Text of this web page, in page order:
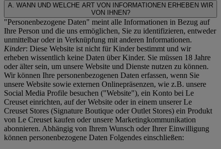
A. WANN UND WELCHE ART VON INFORMATIONEN ERHEBEN WIR
VON IHNEN?
"Personenbezogene Daten" meint alle Informationen in Bezug auf
Ihre Person und die uns ermöglichen, Sie zu identifizieren, entweder
unmittelbar oder in Verknüpfung mit anderen Informationen.
Kinder: Diese Website ist nicht für Kinder bestimmt und wir
erheben wissentlich keine Daten über Kinder. Sie müssen 18 Jahre
oder älter sein, um unsere Website und Dienste nutzen zu können.
Wir können Ihre personenbezogenen Daten erfassen, wenn Sie
unsere Website sowie externen Onlinepräsenzen, wie z.B. unsere
Social Media Profile besuchen ("Website"), ein Konto bei Le
Creuset einrichten, auf der Website oder in einem unserer Le
Creuset Stores (Signature Boutique oder Outlet Stores) ein Produkt
von Le Creuset kaufen oder unsere Marketingkommunikation
abonnieren. Abhängig von Ihrem Wunsch oder Ihrer Einwilligung
können personenbezogene Daten Folgendes einschließen: